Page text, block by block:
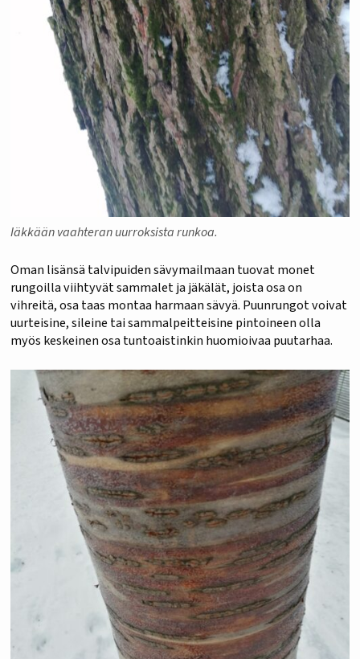
Iäkkään vaahteran uurroksista runkoa.
Oman lisänsä talvipuiden sävymailmaan tuovat monet
rungoilla viihtyvät sammalet ja jäkälät, joista osa on
vihreitä, osa taas montaa harmaan sävyä. Puunrungot voivat
uurteisine, sileine tai sammalpeitteisine pintoineen olla
myös keskeinen osa tuntoaistinkin huomioivaa puutarhaa.